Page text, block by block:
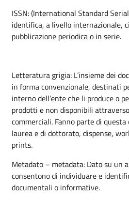
ISSN: (International Standard
identifica, a livello internazionale,
pubblicazione periodica o in serie.
Letteratura grigia: L’insieme dei
in forma convenzionale, destinati
interno dell’ente che li produce o
prodotti e non disponibili
commerciali. Fanno parte di
laurea e di dottorato, dispense,
prints.
Metadato – metadata: Dato su un
consentono di individuare e
documentali o informative.